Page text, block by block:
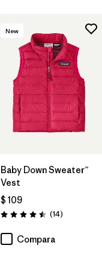
New
Baby Down Sweater™
Vest
$ 109
Valoración: 4.5 / 5
(14Comentarios
)
Compara